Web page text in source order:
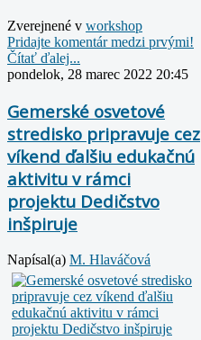
Zverejnené v workshop
Pridajte komentár medzi prvými!
Čítať ďalej...
pondelok, 28 marec 2022 20:45
Gemerské osvetové
stredisko pripravuje cez
víkend ďalšiu edukačnú
aktivitu v rámci
projektu Dedičstvo
inšpiruje
Napísal(a) M. Hlaváčová